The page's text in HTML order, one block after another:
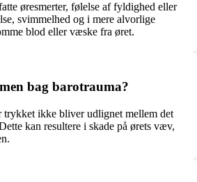
øresmerter, følelse af fyldighed eller
svimmelhed og i mere alvorlige
blod eller væske fra øret.
bag barotrauma?
trykket ikke bliver udlignet mellem det
kan resultere i skade på ørets væv,